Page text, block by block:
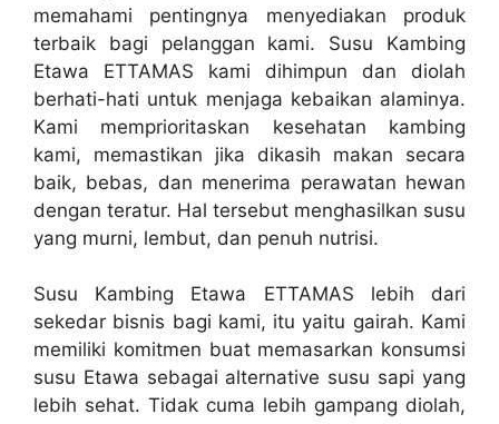
memahami pentingnya menyediakan produk
terbaik bagi pelanggan kami. Susu Kambing
Etawa ETTAMAS kami dihimpun dan diolah
berhati-hati untuk menjaga kebaikan alaminya.
Kami memprioritaskan kesehatan kambing
kami, memastikan jika dikasih makan secara
baik, bebas, dan menerima perawatan hewan
dengan teratur. Hal tersebut menghasilkan susu
yang murni, lembut, dan penuh nutrisi.
Susu Kambing Etawa ETTAMAS lebih dari
sekedar bisnis bagi kami, itu yaitu gairah. Kami
memiliki komitmen buat memasarkan konsumsi
susu Etawa sebagai alternative susu sapi yang
lebih sehat. Tidak cuma lebih gampang diolah,